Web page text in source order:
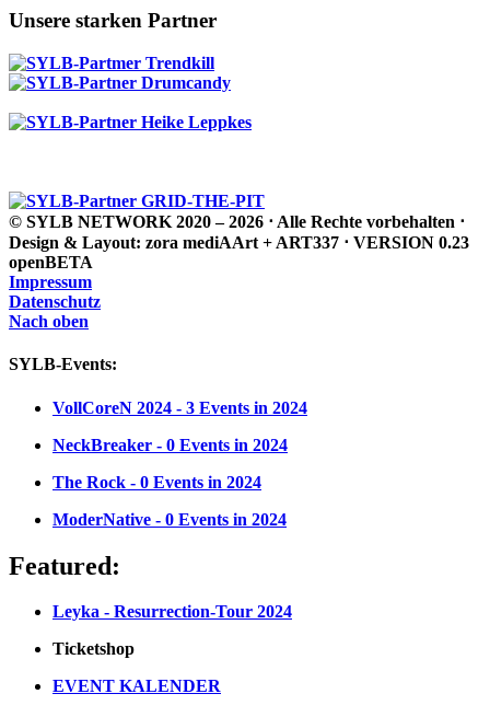
Unsere starken Partner
© SYLB NETWORK 2020 – 2026 ⋅ Alle Rechte vorbehalten ⋅
Design & Layout: zora mediAArt + ART337 ⋅ VERSION 0.23
openBETA
Impressum
Datenschutz
Nach oben
SYLB-Events:
VollCoreN 2024 - 3 Events in 2024
NeckBreaker - 0 Events in 2024
The Rock - 0 Events in 2024
ModerNative - 0 Events in 2024
Featured:
Leyka - Resurrection-Tour 2024
Ticketshop
EVENT KALENDER